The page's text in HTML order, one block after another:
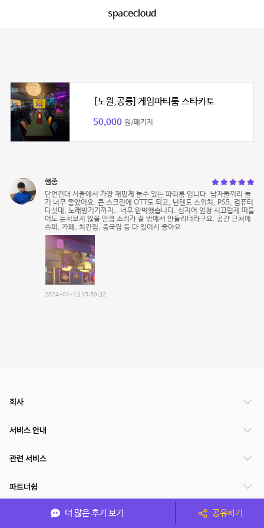
spacecloud
[노원,공릉] 게임파티룸 스타카토
50,000 원/패키지
햄종
단언컨대 서울에서 가장 재밌게 놀수 있는 파티룸 입니다. 남자들끼리 놀
기 너무 좋았어요. 큰 스크린에 OTT도 되고, 닌텐도 스위치, PS5, 컴퓨터
다섯대, 노래방기기까지.. 너무 완벽했습니다. 심지어 엄청 시끄럽게 떠들
어도 눈치보지 않을 만큼 소리가 잘 밖에서 안들리더라구요. 공간 근처에
슈퍼, 카페, 치킨집, 중국집 등 다 있어서 좋아요
2024-01-13 15:59:32
더 많은 후기 보기 공유하기
회사
서비스 안내
관련 서비스
파트너쉽
서비스 제공 국가